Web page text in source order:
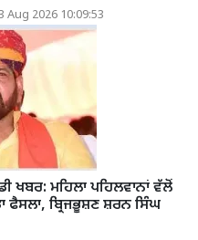
Aug 2026 10:09:53
ਖਬਰ: ਮਹਿਲਾ ਪਹਿਲਵਾਨਾਂ ਵੱਲੋਂ
ਫੈਸਲਾ, ਬ੍ਰਿਜਭੂਸ਼ਣ ਸ਼ਰਨ ਸਿੰਘ